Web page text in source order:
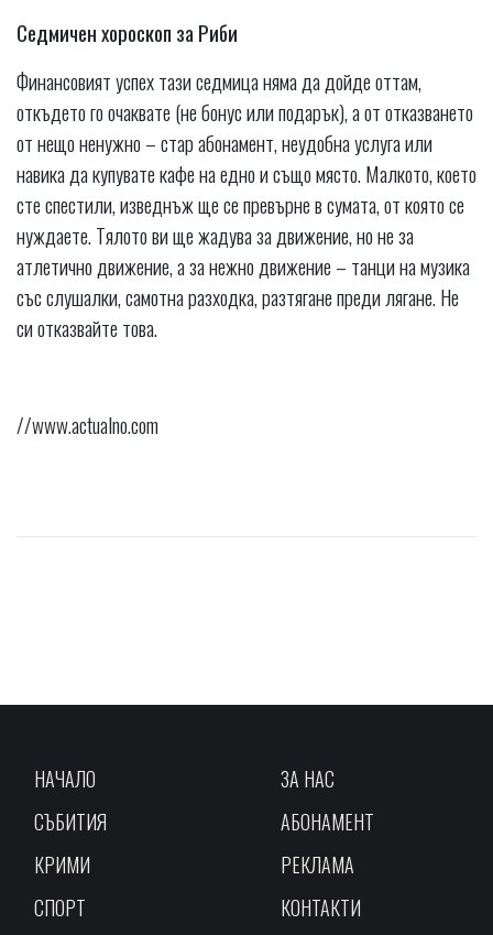
Седмичен хороскоп за Риби
Финансовият успех тази седмица няма да дойде оттам,
откъдето го очаквате (не бонус или подарък), а от отказването
от нещо ненужно – стар абонамент, неудобна услуга или
навика да купувате кафе на едно и също място. Малкото, което
сте спестили, изведнъж ще се превърне в сумата, от която се
нуждаете. Тялото ви ще жадува за движение, но не за
атлетично движение, а за нежно движение – танци на музика
със слушалки, самотна разходка, разтягане преди лягане. Не
си отказвайте това.
//www.actualno.com
НАЧАЛО
СЪБИТИЯ
КРИМИ
СПОРТ
ЗА НАС
АБОНАМЕНТ
РЕКЛАМА
КОНТАКТИ